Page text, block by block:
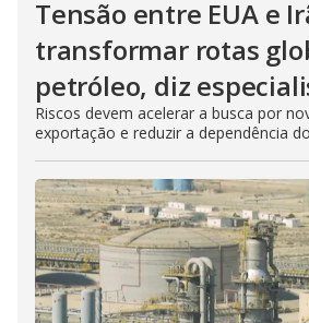
Tensão entre EUA e
transformar rotas
petróleo, diz
Riscos devem acelerar a busca por
exportação e reduzir a dependência